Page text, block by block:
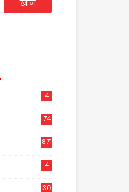
4
74
871
4
30